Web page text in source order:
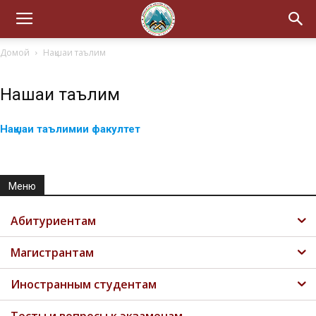
Домой Нақшаи таълим
Нақшаи таълим
Нақшаи таълимии факултет
Меню
Абитуриентам
Магистрантам
Иностранным студентам